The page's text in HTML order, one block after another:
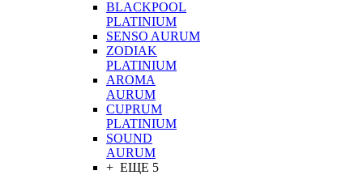
BLACKPOOL
PLATINIUM
SENSO AURUM
ZODIAK
PLATINIUM
AROMA
AURUM
CUPRUM
PLATINIUM
SOUND
AURUM
+ ЕЩЕ 5